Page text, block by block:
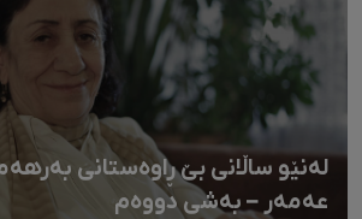
لەنێو ساڵانی بێ ڕاوەستانی
عەمەر – بەشی دووەم